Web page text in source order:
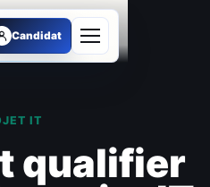
Candidat
Ouvrir le menu
IT
qualifier